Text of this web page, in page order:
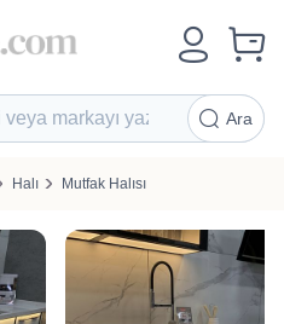
Ara
Halı Mutfak Halısı